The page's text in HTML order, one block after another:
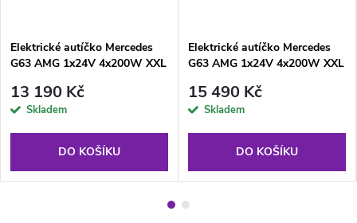
Elektrické autíčko Mercedes
G63 AMG 1x24V 4x200W XXL
13 190 Kč
Skladem
DO KOŠÍKU
Elektrické autíčko Mercedes
G63 AMG 1x24V 4x200W XXL
15 490 Kč
Skladem
DO KOŠÍKU